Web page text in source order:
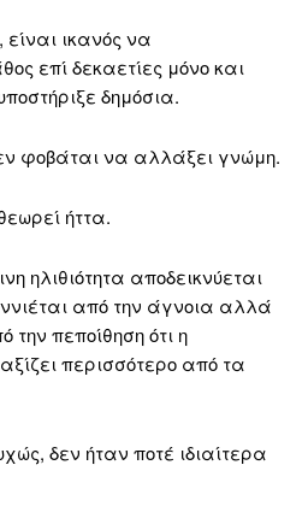
ικανός να
επί δεκαετίες μόνο και
δημόσια.
φοβάται να αλλάξει γνώμη.
ήττα.
ηλιθιότητα αποδεικνύεται
από την άγνοια αλλά
πεποίθηση ότι η
περισσότερο από τα
δεν ήταν ποτέ ιδιαίτερα